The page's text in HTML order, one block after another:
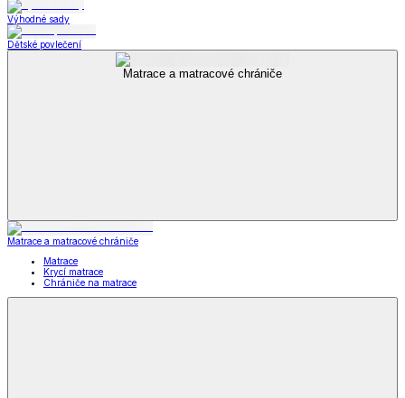
Výhodné sady
Dětské povlečení
Matrace a matracové chrániče
Matrace a matracové chrániče
Matrace
Krycí matrace
Chrániče na matrace